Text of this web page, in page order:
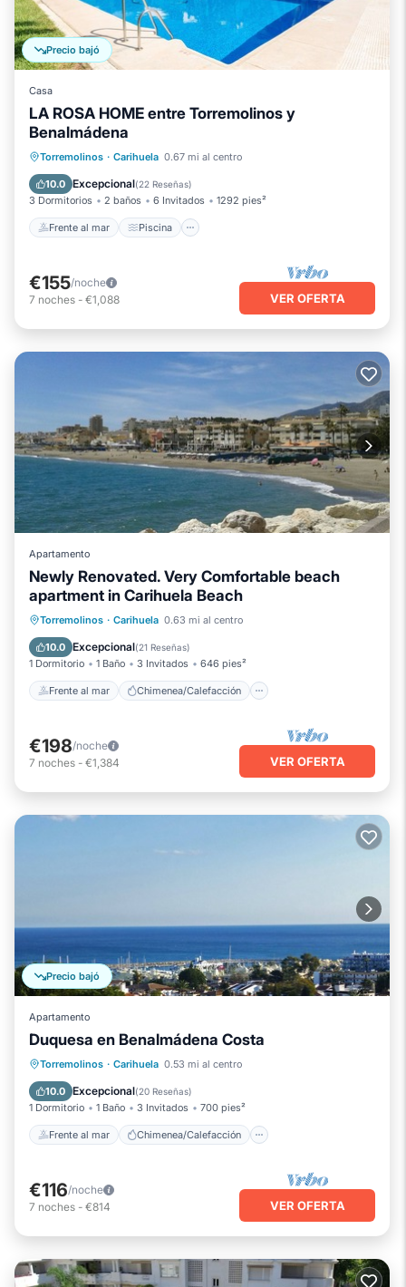
Precio bajó
Casa
LA ROSA HOME entre Torremolinos y
Benalmádena
Torremolinos · Carihuela 0.67 mi al centro
10.0 Excepcional(22 Reseñas)
3 Dormitorios 2 baños 6 Invitados 1292 pies²
Frente al mar Piscina
Frente al mar Piscina
Balcón/Terraza
€155/noche
7 noches - €1,088 VER OFERTA
Apartamento
Newly Renovated. Very Comfortable beach
apartment in Carihuela Beach
Torremolinos · Carihuela 0.63 mi al centro
10.0 Excepcional(21 Reseñas)
1 Dormitorio 1 Baño 3 Invitados 646 pies²
Frente al mar Chimenea/Calefacción
Frente al mar
Chimenea/Calefacción
Piscina
Vista al mar
€198/noche
7 noches - €1,384 VER OFERTA
Precio bajó
Apartamento
Duquesa en Benalmádena Costa
Torremolinos · Carihuela 0.53 mi al centro
10.0 Excepcional(20 Reseñas)
1 Dormitorio 1 Baño 3 Invitados 700 pies²
Frente al mar Chimenea/Calefacción
Frente al mar
Chimenea/Calefacción
Piscina
Vista al mar
€116/noche
7 noches - €814 VER OFERTA